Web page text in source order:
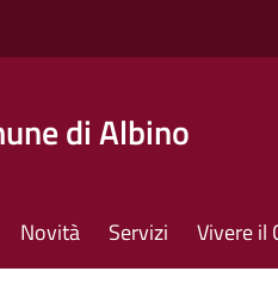
di Albino
Novità Servizi Vivere il